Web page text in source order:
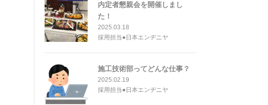
内定者懇親会を開催しまし
た！
2025.03.18
採用担当●日本エンヂニヤ
施工技術部ってどんな仕事？
2025.02.19
採用担当●日本エンヂニヤ